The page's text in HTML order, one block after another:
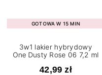
GOTOWA W 15 MIN
3w1 lakier hybrydowy
One Dusty Rose 06 7,2 ml
42,99 zł